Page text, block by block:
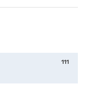
111